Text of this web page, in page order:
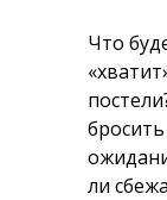
Что
ли